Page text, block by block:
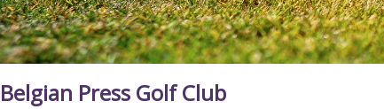
Belgian Press Golf Club